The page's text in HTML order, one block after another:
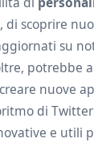
di scoprire
su
potrebbe
nuove
di
e utili